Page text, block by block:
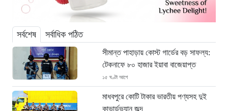
সর্বশেষ সর্বাধিক পঠিত
সীমান্ত পাহাড়ায় কোস্ট গার্ডের বড় সাফল্য:
টেকনাফে ৮০ হাজার ইয়াবা বাজেয়াপ্ত
১৫ ঘণ্টা আগে
মাধবপুরে কোটি টাকার ভারতীয় পণ্যসহ দুই
কাভার্ডভ্যান জব্দ